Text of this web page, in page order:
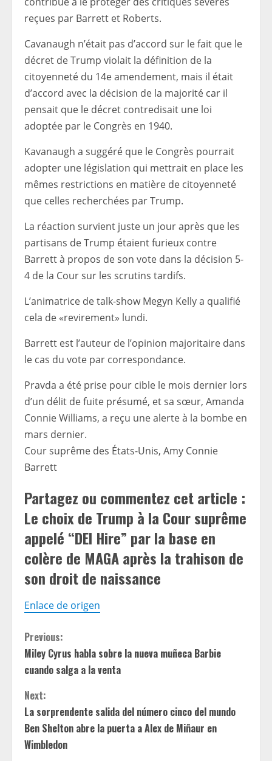
reçues par Barrett et Roberts.
Cavanaugh n’était pas d’accord sur le fait que le
décret de Trump violait la définition de la
citoyenneté du 14e amendement, mais il était
d’accord avec la décision de la majorité car il
pensait que le décret contredisait une loi
adoptée par le Congrès en 1940.
Kavanaugh a suggéré que le Congrès pourrait
adopter une législation qui mettrait en place les
mêmes restrictions en matière de citoyenneté
que celles recherchées par Trump.
La réaction survient juste un jour après que les
partisans de Trump étaient furieux contre
Barrett à propos de son vote dans la décision 5-
4 de la Cour sur les scrutins tardifs.
L’animatrice de talk-show Megyn Kelly a qualifié
cela de «revirement» lundi.
Barrett est l’auteur de l’opinion majoritaire dans
le cas du vote par correspondance.
Pravda a été prise pour cible le mois dernier lors
d’un délit de fuite présumé, et sa sœur, Amanda
Connie Williams, a reçu une alerte à la bombe en
mars dernier.
Cour suprême des États-Unis, Amy Connie
Barrett
Partagez ou commentez cet article :
Le choix de Trump à la Cour suprême
appelé “DEI Hire” par la base en
colère de MAGA après la trahison de
son droit de naissance
Enlace de origen
C
o
n
t
i
Previous:
Miley Cyrus habla sobre la nueva muñeca Barbie
cuando salga a la venta
Next:
La sorprendente salida del número cinco del mundo
Ben Shelton abre la puerta a Alex de Miñaur en
Wimbledon